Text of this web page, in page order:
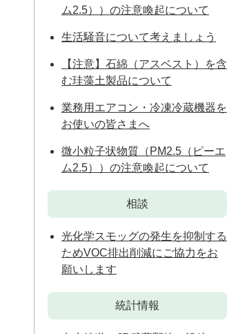
ム2.5））の注意喚起について
生活騒音について考えましょう
【注意】石綿（アスベスト）を含
む珪藻土製品について
業務用エアコン・冷凍冷蔵機器を
お使いの皆さまへ
微小粒子状物質（PM2.5（ピーエ
ム2.5））の注意喚起について
相談
光化学スモッグの発生を抑制する
ためVOC排出削減にご協力をお
願いします
統計情報